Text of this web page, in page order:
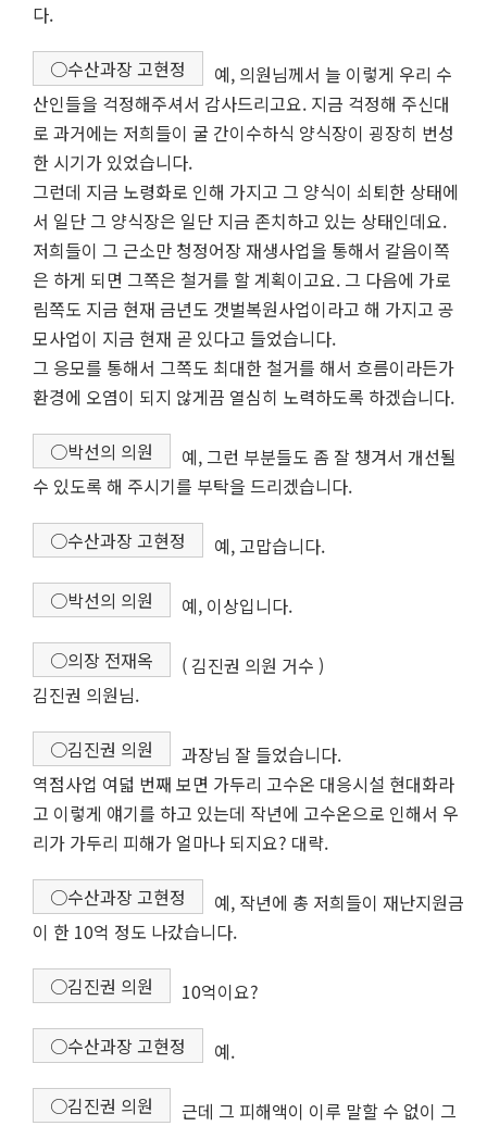
다.
○수산과장 고현정
예, 의원님께서 늘 이렇게 우리 수
산인들을 걱정해주셔서 감사드리고요. 지금 걱정해 주신대
로 과거에는 저희들이 굴 간이수하식 양식장이 굉장히 번성
한 시기가 있었습니다.
그런데 지금 노령화로 인해 가지고 그 양식이 쇠퇴한 상태에
서 일단 그 양식장은 일단 지금 존치하고 있는 상태인데요.
저희들이 그 근소만 청정어장 재생사업을 통해서 갈음이쪽
은 하게 되면 그쪽은 철거를 할 계획이고요. 그 다음에 가로
림쪽도 지금 현재 금년도 갯벌복원사업이라고 해 가지고 공
모사업이 지금 현재 곧 있다고 들었습니다.
그 응모를 통해서 그쪽도 최대한 철거를 해서 흐름이라든가
환경에 오염이 되지 않게끔 열심히 노력하도록 하겠습니다.
○박선의 의원
예, 그런 부분들도 좀 잘 챙겨서 개선될
수 있도록 해 주시기를 부탁을 드리겠습니다.
○수산과장 고현정 예, 고맙습니다.
○박선의 의원 예, 이상입니다.
○의장 전재옥
( 김진권 의원 거수 )
김진권 의원님.
○김진권 의원
과장님 잘 들었습니다.
역점사업 여덟 번째 보면 가두리 고수온 대응시설 현대화라
고 이렇게 얘기를 하고 있는데 작년에 고수온으로 인해서 우
리가 가두리 피해가 얼마나 되지요? 대략.
○수산과장 고현정
예, 작년에 총 저희들이 재난지원금
이 한 10억 정도 나갔습니다.
○김진권 의원 10억이요?
○수산과장 고현정 예.
○김진권 의원
근데 그 피해액이 이루 말할 수 없이 그